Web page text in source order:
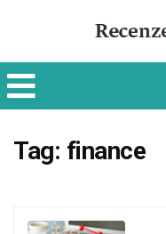
Tag: finance